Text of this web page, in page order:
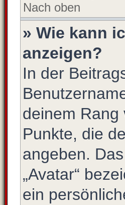
Nach oben
» Wie kann
anzeigen?
In der
deinem Rang
Punkte, die
angeben.
„Avatar“
ein